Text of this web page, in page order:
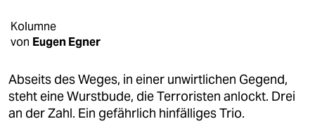
gesellschaft
kultur
sport
Kolumne
von Eugen Egner
Abseits des Weges, in einer unwirtlichen Gegend,
steht eine Wurstbude, die Terroristen anlockt. Drei
an der Zahl. Ein gefährlich hinfälliges Trio.